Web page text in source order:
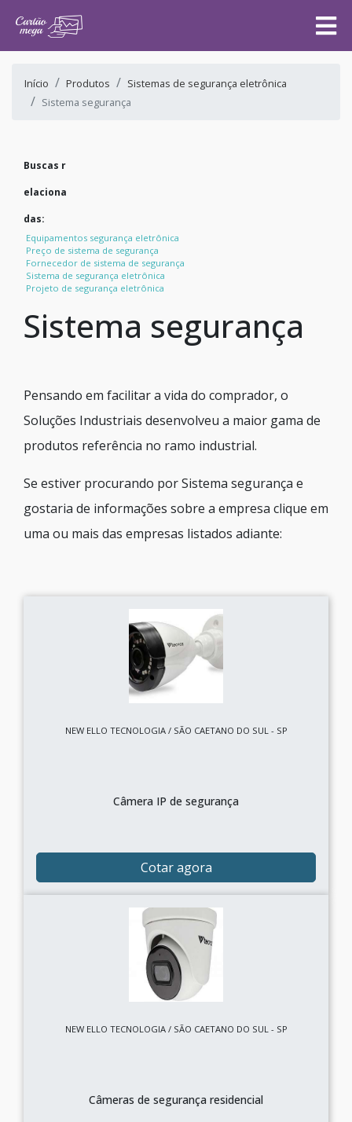
Início Produtos
Sistemas de segurança eletrônica
Sistema segurança
Buscas r
elaciona
das:
Equipamentos segurança eletrônica
Preço de sistema de segurança
Fornecedor de sistema de segurança
Sistema de segurança eletrônica
Projeto de segurança eletrônica
Sistema segurança
Pensando em facilitar a vida do comprador, o
Soluções Industriais desenvolveu a maior gama de
produtos referência no ramo industrial.
Se estiver procurando por Sistema segurança e
gostaria de informações sobre a empresa clique em
uma ou mais das empresas listados adiante:
NEW ELLO TECNOLOGIA / SÃO CAETANO DO SUL - SP
Câmera IP de segurança
Cotar agora
NEW ELLO TECNOLOGIA / SÃO CAETANO DO SUL - SP
Câmeras de segurança residencial